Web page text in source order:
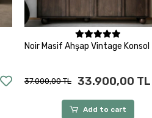
Add to cart
Noir Masif Ahşap Vintage Konsol
37.000,00 TL 33.900,00 TL
Add to cart